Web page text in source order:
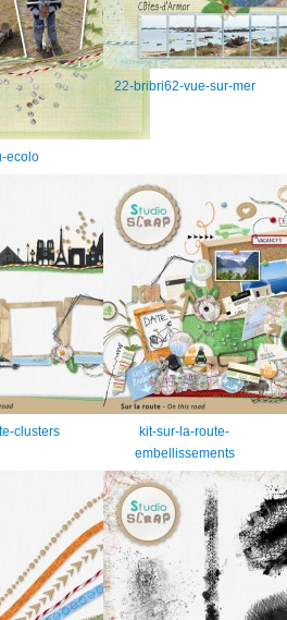
ecolo
22-bribri62-vue-sur-mer
clusters
kit-sur-la-route-
embellissements